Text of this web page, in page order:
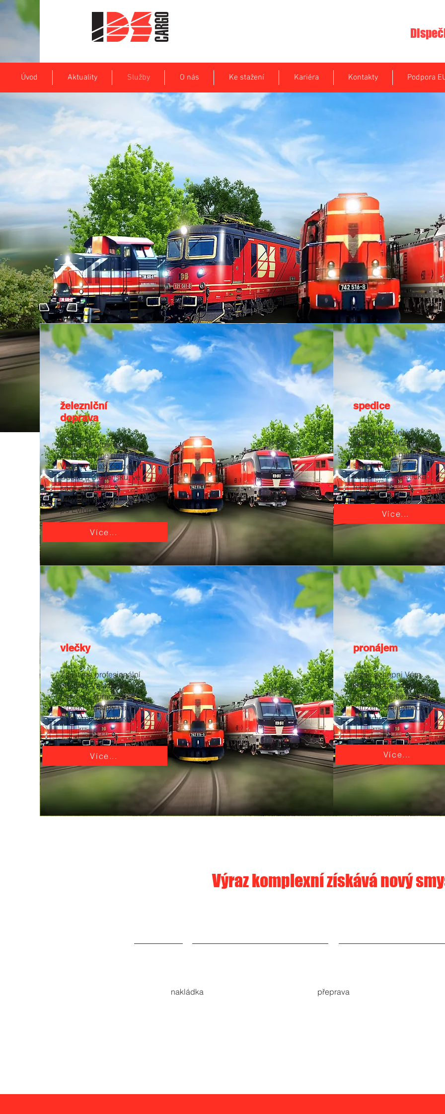
Úvod Aktuality Služby O nás Ke stažení Kariéra Kontakty Podpora
železniční
doprava
Vlastními prostředky
zabezpečíme přepravu
Vašeho zboží po celém
Česku a Slovensku, ve
spolupráci s
prověřenými partnery i
po Evropě.
Více...
spedice
Díky dlouholetým
zkušenostem a množství
obchodních partnerů se
specializujeme na
komplexní logistická
řešení.
Více...
vlečky
Zajistíme profesionální
obsluhu Vašich areálů a
provozů, zpracujeme
projekt logistiky na míru
každému zákazníkovi.
Více...
pronájem
Jsme schopni Vám
krátkodobě pronajmout
jakékoliv naše technické
zařízení dle individuální
dohody.
Více...
Výraz komplexní získává nový
nakládka přeprava